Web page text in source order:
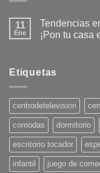
11
Ene
Tendencias
¡Pon tu casa
en
Tendencias
para
el
Verano
2025:
¡Pon
tu
casa
en
onda!
Etiquetas
centrodetelevision
comodas dormitorio
escritorio tocador
infantil juego de